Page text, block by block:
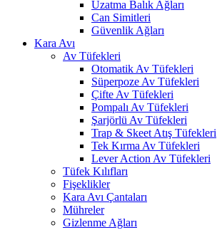
Uzatma Balık Ağları
Can Simitleri
Güvenlik Ağları
Kara Avı
Av Tüfekleri
Otomatik Av Tüfekleri
Süperpoze Av Tüfekleri
Çifte Av Tüfekleri
Pompalı Av Tüfekleri
Şarjörlü Av Tüfekleri
Trap & Skeet Atış Tüfekleri
Tek Kırma Av Tüfekleri
Lever Action Av Tüfekleri
Tüfek Kılıfları
Fişeklikler
Kara Avı Çantaları
Mühreler
Gizlenme Ağları